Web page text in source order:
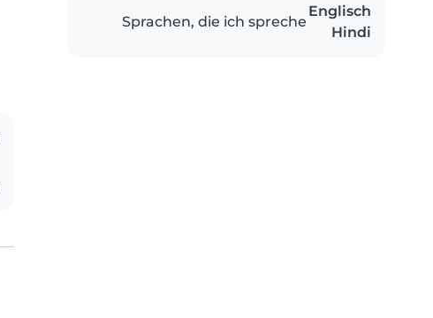
Sprachen, die ich spreche
Englisch
Hindi